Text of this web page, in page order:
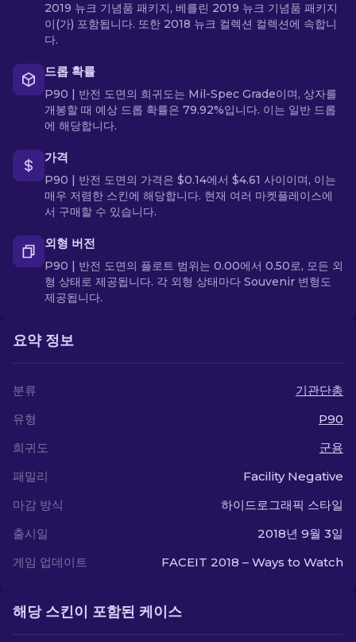
2019 뉴크 기념품 패키지, 베를린 2019 뉴크 기념품 패키지
이(가) 포함됩니다. 또한 2018 뉴크 컬렉션 컬렉션에 속합니
다.
드롭 확률
P90 | 반전 도면의 희귀도는 Mil-Spec Grade이며, 상자를
개봉할 때 예상 드롭 확률은 79.92%입니다. 이는 일반 드롭
에 해당합니다.
가격
P90 | 반전 도면의 가격은 $0.14에서 $4.61 사이이며, 이는
매우 저렴한 스킨에 해당합니다. 현재 여러 마켓플레이스에
서 구매할 수 있습니다.
외형 버전
P90 | 반전 도면의 플로트 범위는 0.00에서 0.50로, 모든 외
형 상태로 제공됩니다. 각 외형 상태마다 Souvenir 변형도
제공됩니다.
요약 정보
분류
기관단총
유형
P90
희귀도
군용
패밀리
Facility Negative
마감 방식
하이드로그래픽 스타일
출시일
2018년 9월 3일
게임 업데이트
FACEIT 2018 – Ways to Watch
해당 스킨이 포함된 케이스